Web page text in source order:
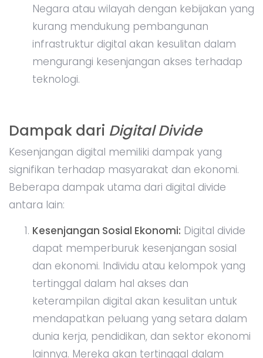
Negara atau wilayah dengan kebijakan yang
kurang mendukung pembangunan
infrastruktur digital akan kesulitan dalam
mengurangi kesenjangan akses terhadap
teknologi.
Dampak dari Digital Divide
Kesenjangan digital memiliki dampak yang
signifikan terhadap masyarakat dan ekonomi.
Beberapa dampak utama dari digital divide
antara lain:
Kesenjangan Sosial Ekonomi: Digital divide
dapat memperburuk kesenjangan sosial
dan ekonomi. Individu atau kelompok yang
tertinggal dalam hal akses dan
keterampilan digital akan kesulitan untuk
mendapatkan peluang yang setara dalam
dunia kerja, pendidikan, dan sektor ekonomi
lainnya. Mereka akan tertinggal dalam